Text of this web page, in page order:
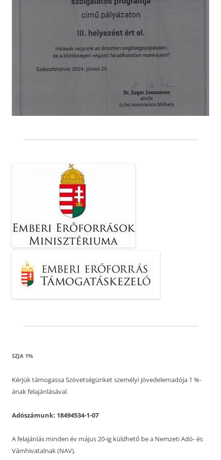
SZJA 1%
Kérjük támogassa Szövetségünket személyi jövedelemadója 1 %-
ának felajánlásával.
Adószámunk: 18494534-1-07
A felajánlás minden év május 20-ig küldhető be a Nemzeti Adó- és
Vámhivatalnak (NAV).